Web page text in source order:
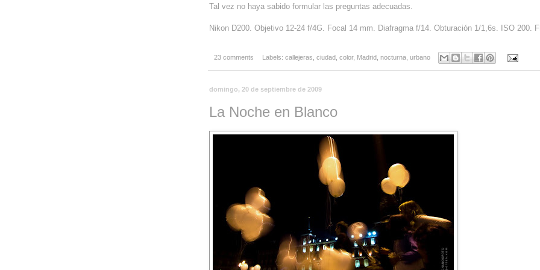
Tal vez no haya sabido formular las preguntas adecuadas.
Nikon D200. Objetivo 12-24 f/4G. Focal 14 mm. Diafragma f/14. Obturación 1/1,6s. ISO 200.
23 comments Labels: callejeras ciudad, color, Madrid, nocturna, urbano
domingo, 20 de septiembre de 2009
La Noche en Blanco